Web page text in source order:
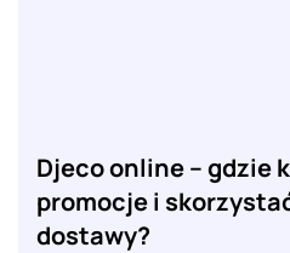
Djeco online – gdzie
promocje i
dostawy?